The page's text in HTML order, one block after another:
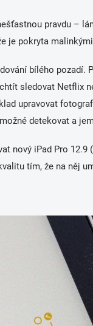
pravdu –
je pokryta
bílého pozadí.
sledovat Netflix
upravovat
detekovat a
nový iPad Pro
tím, že na něj